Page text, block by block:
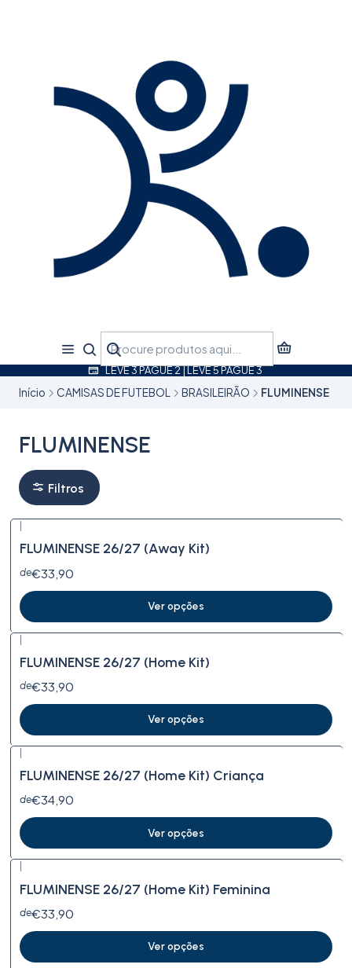
LEVE 3 PAGUE 2 | LEVE 5 PAGUE 3
Início CAMISAS DE FUTEBOL BRASILEIRÃO FLUMINENSE
FLUMINENSE
Filtros
FLUMINENSE 26/27 (Away Kit)
de€33,90
Ver opções
|
FLUMINENSE 26/27 (Home Kit)
de€33,90
Ver opções
FLUMINENSE 26/27 (Home Kit) Criança
de€34,90
Ver opções
FLUMINENSE 26/27 (Home Kit) Feminina
de€33,90
Ver opções